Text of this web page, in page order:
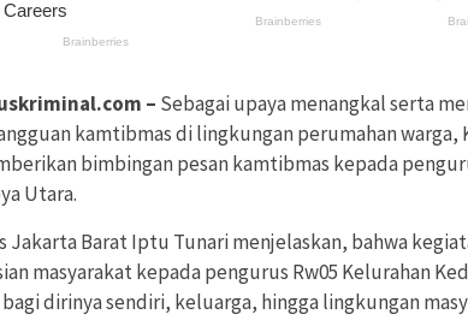
– Sebagai upaya menangkal serta
kamtibmas di lingkungan perumahan warga,
bimbingan pesan kamtibmas kepada
Utara.
Jakarta Barat Iptu Tunari menjelaskan, bahwa
masyarakat kepada pengurus Rw05 Kelurahan
dirinya sendiri, keluarga, hingga lingkungan